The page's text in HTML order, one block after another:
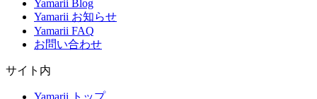
Yamarii Blog
Yamarii お知らせ
Yamarii FAQ
お問い合わせ
サイト内
Yamarii トップ